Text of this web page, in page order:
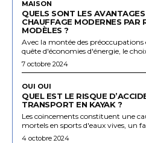
MAISON
QUELS SONT LES
CHAUFFAGE MODERNES PAR
MODÈLES ?
Avec la montée des
quête d'économies d'énergie, le
7 octobre 2024
OUI OUI
QUEL EST LE RISQUE
TRANSPORT EN KAYAK ?
Les coincements constituent une
mortels en sports d'eaux vives, un
4 octobre 2024